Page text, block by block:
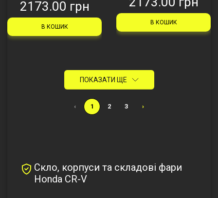
2173.00 грн
В КОШИК
В КОШИК
ПОКАЗАТИ ЩЕ
‹ 1 2 3 ›
Скло, корпуси та складові фари
Honda CR-V